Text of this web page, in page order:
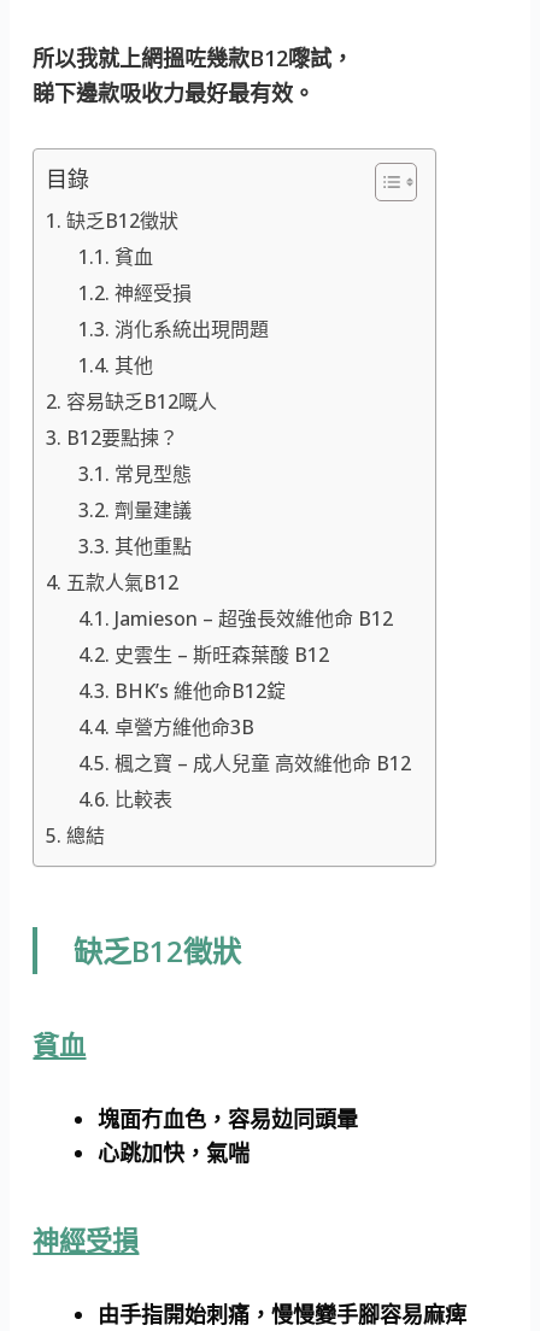
所以我就上網搵咗幾款B12嚟試，
睇下邊款吸收力最好最有效。
目錄
缺乏B12徵狀
貧血
神經受損
消化系統出現問題
其他
容易缺乏B12嘅人
B12要點揀？
常見型態
劑量建議
其他重點
五款人氣B12
Jamieson – 超強長效維他命 B12
史雲生 – 斯旺森葉酸 B12
BHK’s 維他命B12錠
卓營方維他命3B
楓之寶 – 成人兒童 高效維他命 B12
比較表
總結
缺乏B12徵狀
貧血
塊面冇血色，容易攰同頭暈
心跳加快，氣喘
神經受損
由手指開始刺痛，慢慢變手腳容易麻痺